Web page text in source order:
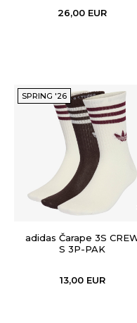
26,00 EUR
SPRING '26
adidas Čarape 3S
S 3P-PAK
13,00 EUR